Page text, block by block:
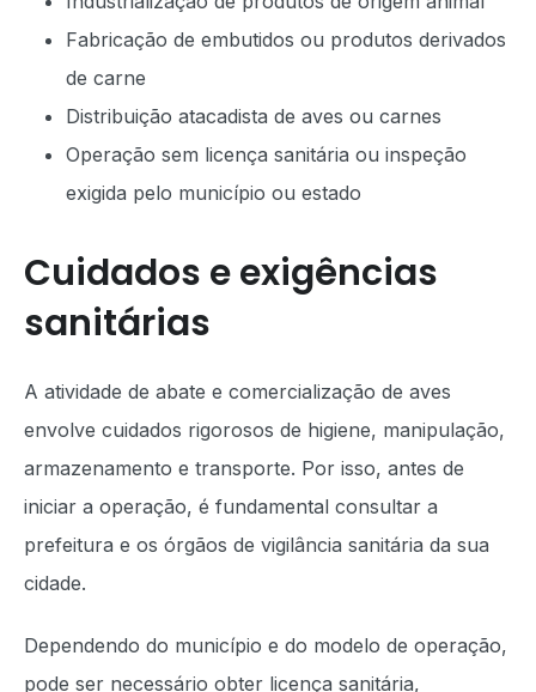
Fabricação de embutidos ou produtos derivados
de carne
Distribuição atacadista de aves ou carnes
Operação sem licença sanitária ou inspeção
exigida pelo município ou estado
Cuidados e exigências
sanitárias
A atividade de abate e comercialização de aves
envolve cuidados rigorosos de higiene, manipulação,
armazenamento e transporte. Por isso, antes de
iniciar a operação, é fundamental consultar a
prefeitura e os órgãos de vigilância sanitária da sua
cidade.
Dependendo do município e do modelo de operação,
pode ser necessário obter licença sanitária,